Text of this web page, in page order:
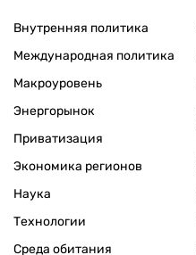
Внутренняя политика
Международная политика
Макроуровень
Энергорынок
Приватизация
Экономика регионов
Наука
Технологии
Среда обитания